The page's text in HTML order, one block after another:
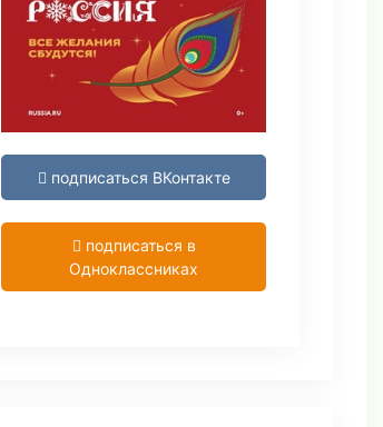
подписаться ВКонтакте
подписаться в
Одноклассниках